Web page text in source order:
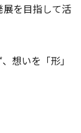
を目指して活
想いを「形」